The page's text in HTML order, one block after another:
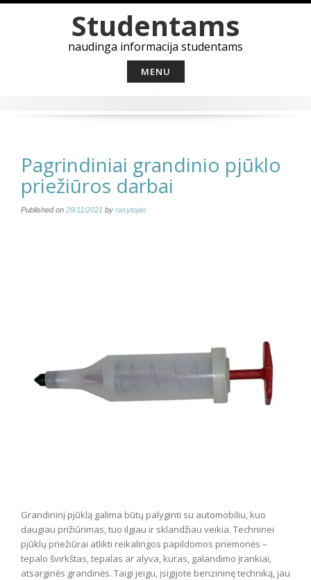
Studentams
naudinga informacija studentams
MENU
Pagrindiniai grandinio pjūklo
priežiūros darbai
Published on 29/11/2021 by rasytojas
Grandininį pjūklą galima būtų palyginti su automobiliu, kuo
daugiau prižiūrimas, tuo ilgiau ir sklandžiau veikia. Techninei
pjūklų priežiūrai atlikti reikalingos papildomos priemonės –
tepalo švirkštas, tepalas ar alyva, kuras, galandimo įrankiai,
atsarginės grandinės. Taigi jeigu, įsigijote benzininę techniką, jau